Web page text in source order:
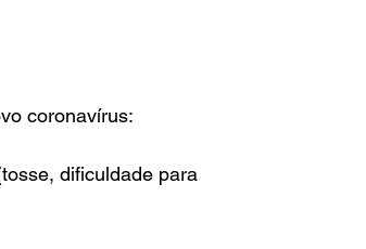
coronavírus:
dificuldade para